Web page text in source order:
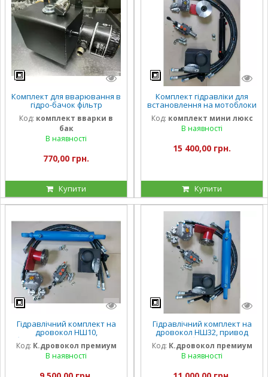
Комплект для вварювання в
гідро-бачок фільтр
гідравлічний, трубка,
штуцер
Код: комплект вварки в
бак
В наявності
770,00 грн.
Купити
Комплект гідравліки для
встановлення на мотоблоки
гідроциліндром,люксовий
набір
Код: комплект мини люкс
В наявності
15 400,00 грн.
Купити
Гідравлічний комплект на
дровокол НШ10,
болгарський розподільник
Р40 ( преміумкомплекс)
Код: К.дровокол премиум
В наявності
Гідравлічний комплект на
дровокол НШ32, привод
НШ32, болгарський
розподільник Р81 (
преміумкомплекс)
Код: К.дровокол премиум
В наявності